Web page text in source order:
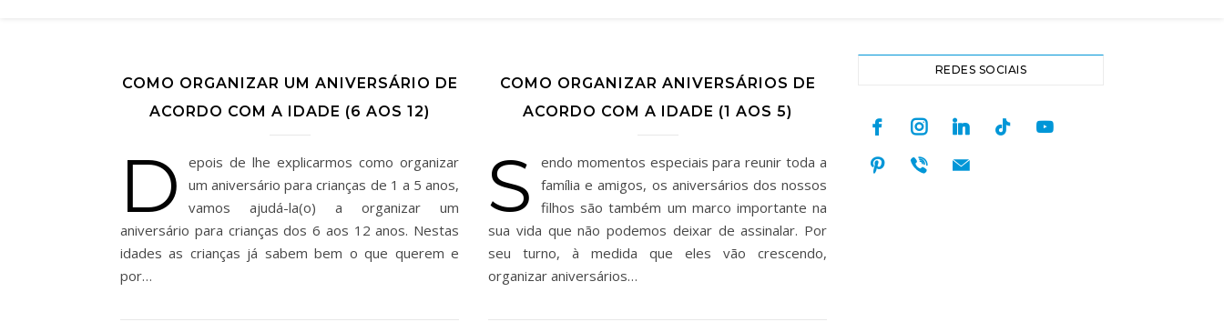
COMO ORGANIZAR UM ANIVERSÁRIO DE
ACORDO COM A IDADE (6 AOS 12)
D
epois de lhe explicarmos como organizar
um aniversário para crianças de 1 a 5 anos,
vamos ajudá-la(o) a organizar um
aniversário para crianças dos 6 aos 12 anos. Nestas
idades as crianças já sabem bem o que querem e
por…
COMO ORGANIZAR ANIVERSÁRIOS DE
ACORDO COM A IDADE (1 AOS 5)
S
endo momentos especiais para reunir toda a
família e amigos, os aniversários dos nossos
filhos são também um marco importante na
sua vida que não podemos deixar de assinalar. Por
seu turno, à medida que eles vão crescendo,
organizar aniversários…
REDES SOCIAIS
facebookinstagramlinkedintiktok youtube
pinterest
viber mail